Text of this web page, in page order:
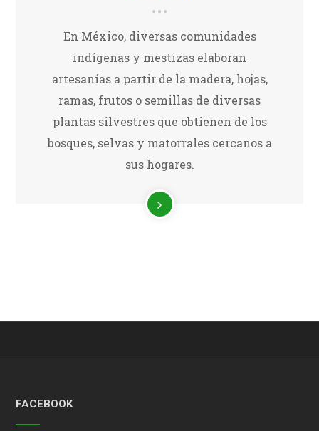
En México, diversas comunidades
indígenas y mestizas elaboran
artesanías a partir de la madera, hojas,
ramas, frutos o semillas de diversas
plantas silvestres que obtienen de los
bosques, selvas y matorrales cercanos a
sus hogares.
FACEBOOK